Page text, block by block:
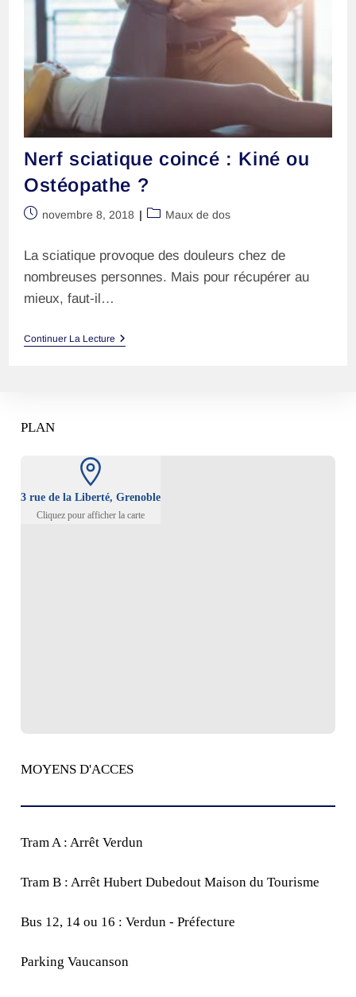
Nerf sciatique coincé : Kiné ou
Ostéopathe ?
Publication
novembre 8, 2018
PostMaux de dos
La sciatique provoque des douleurs chez de
nombreuses personnes. Mais pour récupérer au
mieux, faut-il…
Continuer La LectureNerf
PLAN
3 rue de la Liberté, Grenoble
Cliquez pour afficher la carte
MOYENS D'ACCES
Tram A : Arrêt Verdun
Tram B : Arrêt Hubert Dubedout Maison du Tourisme
Bus 12, 14 ou 16 : Verdun - Préfecture
Parking Vaucanson